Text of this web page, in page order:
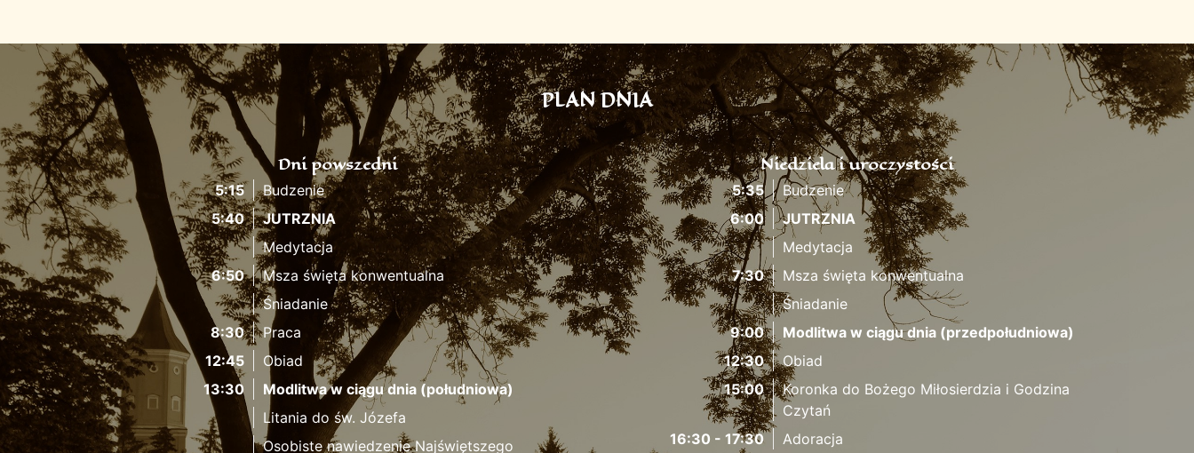
PLAN DNIA
Dni powszedni
5:15
Budzenie
5:40
JUTRZNIA
Medytacja
6:50
Msza święta konwentualna
Śniadanie
8:30
Praca
12:45
Obiad
13:30
Modlitwa w ciągu dnia (południowa)
Litania do św. Józefa
Osobiste nawiedzenie Najświętszego
Niedziela i uroczystości
5:35
Budzenie
6:00
JUTRZNIA
Medytacja
7:30
Msza święta konwentualna
Śniadanie
9:00
Modlitwa w ciągu dnia (przedpołudniowa)
12:30
Obiad
15:00
Koronka do Bożego Miłosierdzia i Godzina
Czytań
16:30 - 17:30
Adoracja